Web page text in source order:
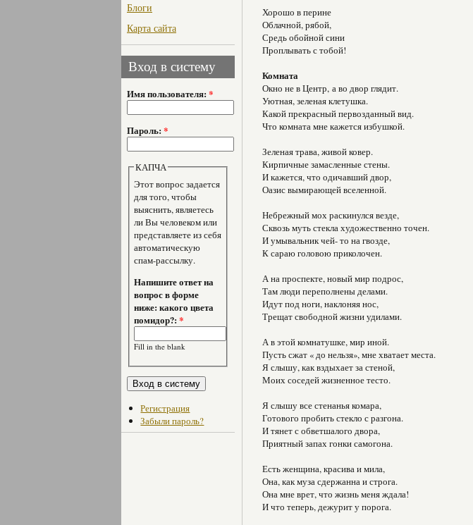
Блоги
Карта сайта
Вход в систему
Имя пользователя: *
Пароль: *
КАПЧА
Этот вопрос задается
для того, чтобы
выяснить, являетесь
ли Вы человеком или
представляете из себя
автоматическую
спам-рассылку.
Напишите ответ на
вопрос в форме
ниже: какого цвета
помидор?:*
Fill in the blank
Регистрация
Забыли пароль?
Хорошо в перине
Облачной, рябой,
Средь обойной сини
Проплывать с тобой!
Комната
Окно не в Центр, а во двор глядит.
Уютная, зеленая клетушка.
Какой прекрасный первозданный вид.
Что комната мне кажется избушкой.
Зеленая трава, живой ковер.
Кирпичные замасленные стены.
И кажется, что одичавший двор,
Оазис вымирающей вселенной.
Небрежный мох раскинулся везде,
Сквозь муть стекла художественно точен.
И умывальник чей- то на гвозде,
К сараю головою приколочен.
А на проспекте, новый мир подрос,
Там люди переполнены делами.
Идут под ноги, наклоняя нос,
Трещат свободной жизни удилами.
А в этой комнатушке, мир иной.
Пусть сжат « до нельзя», мне хватает места.
Я слышу, как вздыхает за стеной,
Моих соседей жизненное тесто.
Я слышу все стенанья комара,
Готового пробить стекло с разгона.
И тянет с обветшалого двора,
Приятный запах гонки самогона.
Есть женщина, красива и мила,
Она, как муза сдержанна и строга.
Она мне врет, что жизнь меня ждала!
И что теперь, дежурит у порога.